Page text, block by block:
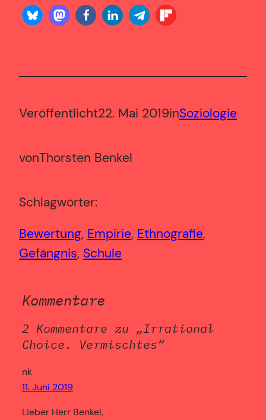
Veröffentlicht22. Mai 2019inSoziologie
vonThorsten Benkel
Schlagwörter:
Bewertung, Empirie, Ethnografie
Gefängnis, Schule
Kommentare
2 Kommentare zu „Irrational
Choice. Vermischtes“
nk
11. Juni 2019
Lieber Herr Benkel,